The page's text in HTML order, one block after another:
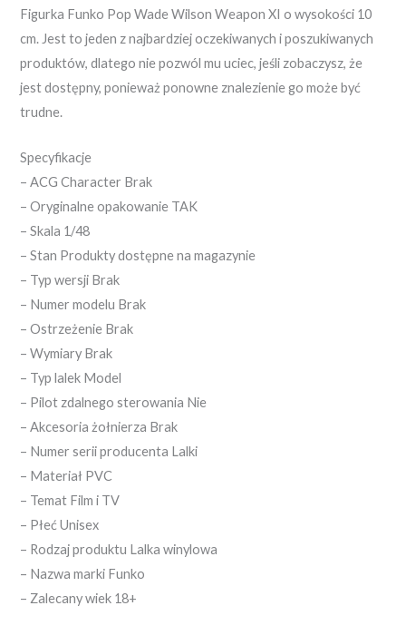
Figurka Funko Pop Wade Wilson Weapon XI o wysokości 10
cm. Jest to jeden z najbardziej oczekiwanych i poszukiwanych
produktów, dlatego nie pozwól mu uciec, jeśli zobaczysz, że
jest dostępny, ponieważ ponowne znalezienie go może być
trudne.
Specyfikacje
– ACG Character Brak
– Oryginalne opakowanie TAK
– Skala 1/48
– Stan Produkty dostępne na magazynie
– Typ wersji Brak
– Numer modelu Brak
– Ostrzeżenie Brak
– Wymiary Brak
– Typ lalek Model
– Pilot zdalnego sterowania Nie
– Akcesoria żołnierza Brak
– Numer serii producenta Lalki
– Materiał PVC
– Temat Film i TV
– Płeć Unisex
– Rodzaj produktu Lalka winylowa
– Nazwa marki Funko
– Zalecany wiek 18+